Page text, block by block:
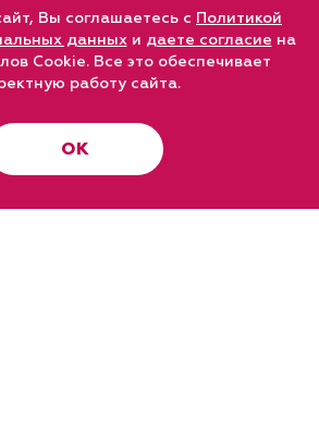
Вы соглашаетесь с Политикой
данныхи даете согласие на
Cookie. Все это обеспечивает
работу сайта.
ОК